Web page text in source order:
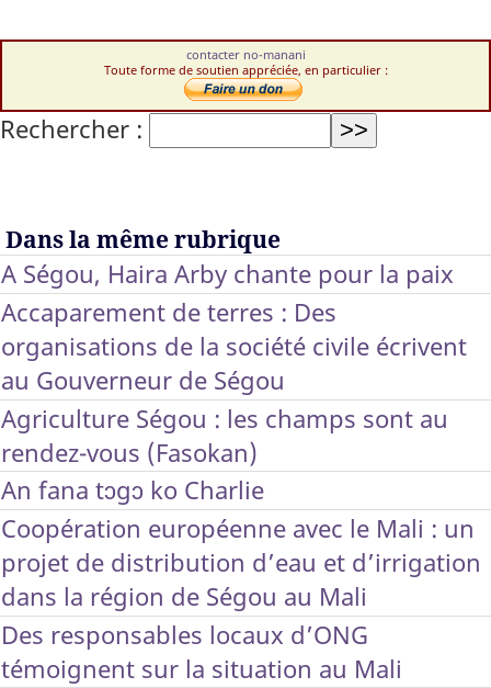
contacter no-manani
Toute forme de soutien appréciée, en particulier :
Rechercher :
Dans la même rubrique
A Ségou, Haira Arby chante pour la paix
Accaparement de terres : Des
organisations de la société civile écrivent
au Gouverneur de Ségou
Agriculture Ségou : les champs sont au
rendez-vous (Fasokan)
An fana tɔgɔ ko Charlie
Coopération européenne avec le Mali : un
projet de distribution d’eau et d’irrigation
dans la région de Ségou au Mali
Des responsables locaux d’ONG
témoignent sur la situation au Mali